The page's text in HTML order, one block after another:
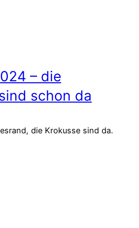
– die
schon da
die Krokusse sind da.